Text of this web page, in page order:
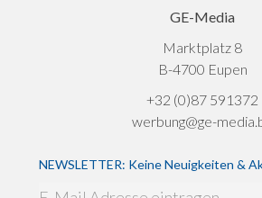
GE-Media
Marktplatz 8
B-4700 Eupen
+32 (0)87 591372
werbung@ge-
NEWSLETTER: Keine Neuigkeiten &